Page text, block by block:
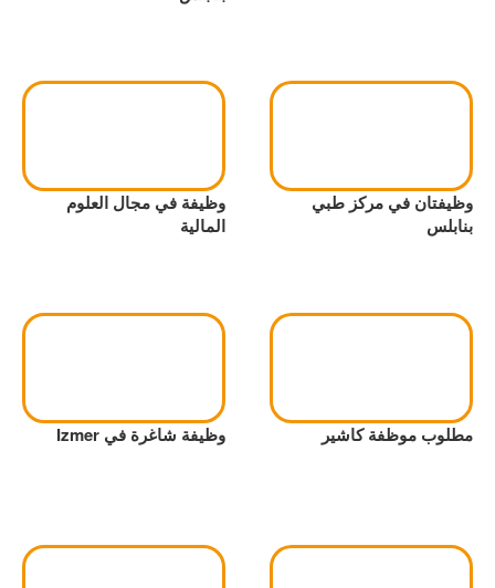
وظيفتان في مركز طبي
بنابلس
وظيفة في مجال العلوم
المالية
مطلوب موظفة كاشير وظيفة شاغرة في Izmer